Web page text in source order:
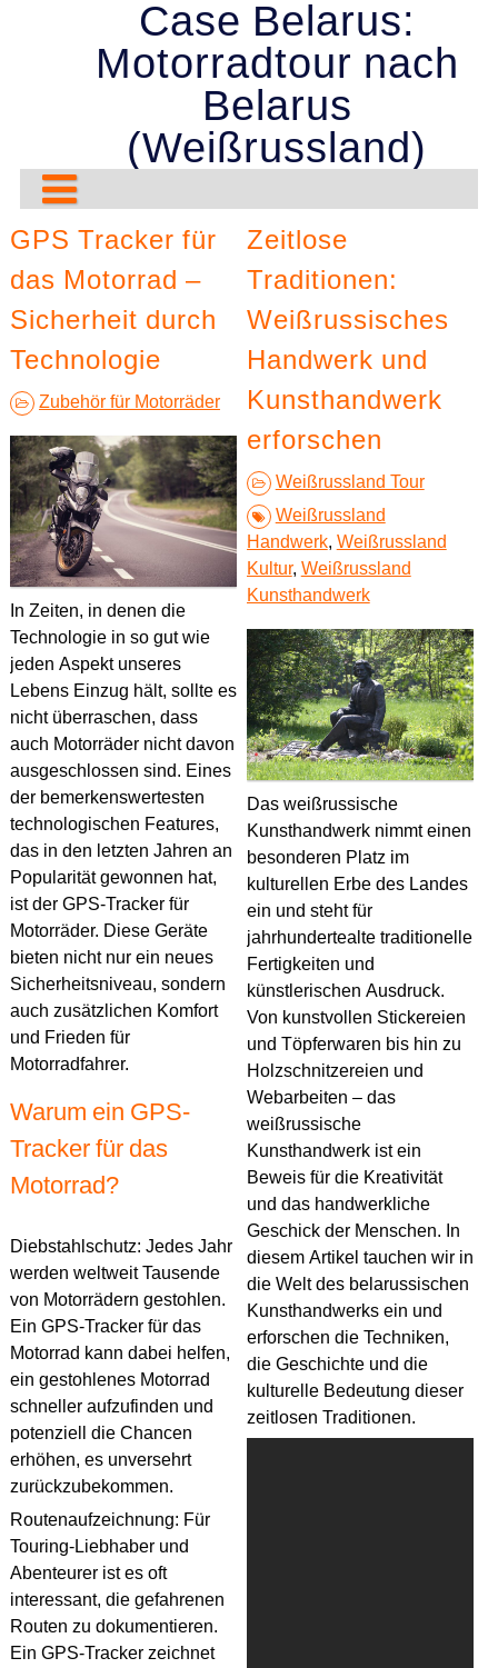
Case Belarus:
Motorradtour nach
Belarus
(Weißrussland)
Motorrad-Ratgeber
Ihr Motorrad wetterfest machen
Motorrad-Tour
Mit dem Motorrad durch die schottischen Highlands
Deutschlands historische Routen auf einer Motorradtour
Historische Stätten auf einer Motorradtour entdecken
Das ultimative europäische Abenteuer: Mit dem
Belarus: Kultur
Lokale Traditionen
Erkundung traditioneller belarussischer Dörfer
Traditionelle Köstlichkeiten
Natur
Belarus: Kunst & Architektur
Künstlerische Schätze
Museen und Gedenkstätten in Belarus
Architektur
Schlösser und Paläste
GPS Tracker für
das Motorrad –
Sicherheit durch
Technologie
Zubehör für Motorräder
In Zeiten, in denen die
Technologie in so gut wie
jeden Aspekt unseres
Lebens Einzug hält, sollte es
nicht überraschen, dass
auch Motorräder nicht davon
ausgeschlossen sind. Eines
der bemerkenswertesten
technologischen Features,
das in den letzten Jahren an
Popularität gewonnen hat,
ist der GPS-Tracker für
Motorräder. Diese Geräte
bieten nicht nur ein neues
Sicherheitsniveau, sondern
auch zusätzlichen Komfort
und Frieden für
Motorradfahrer.
Warum ein GPS-
Tracker für das
Motorrad?
Diebstahlschutz: Jedes Jahr
werden weltweit Tausende
von Motorrädern gestohlen.
Ein GPS-Tracker für das
Motorrad kann dabei helfen,
ein gestohlenes Motorrad
schneller aufzufinden und
potenziell die Chancen
erhöhen, es unversehrt
zurückzubekommen.
Routenaufzeichnung: Für
Touring-Liebhaber und
Abenteurer ist es oft
interessant, die gefahrenen
Routen zu dokumentieren.
Ein GPS-Tracker zeichnet
Zeitlose
Traditionen:
Weißrussisches
Handwerk und
Kunsthandwerk
erforschen
Weißrussland Tour
Weißrussland
Handwerk, Weißrussland
Kultur, Weißrussland
Kunsthandwerk
Das weißrussische
Kunsthandwerk nimmt einen
besonderen Platz im
kulturellen Erbe des Landes
ein und steht für
jahrhundertealte traditionelle
Fertigkeiten und
künstlerischen Ausdruck.
Von kunstvollen Stickereien
und Töpferwaren bis hin zu
Holzschnitzereien und
Webarbeiten – das
weißrussische
Kunsthandwerk ist ein
Beweis für die Kreativität
und das handwerkliche
Geschick der Menschen. In
diesem Artikel tauchen wir in
die Welt des belarussischen
Kunsthandwerks ein und
erforschen die Techniken,
die Geschichte und die
kulturelle Bedeutung dieser
zeitlosen Traditionen.